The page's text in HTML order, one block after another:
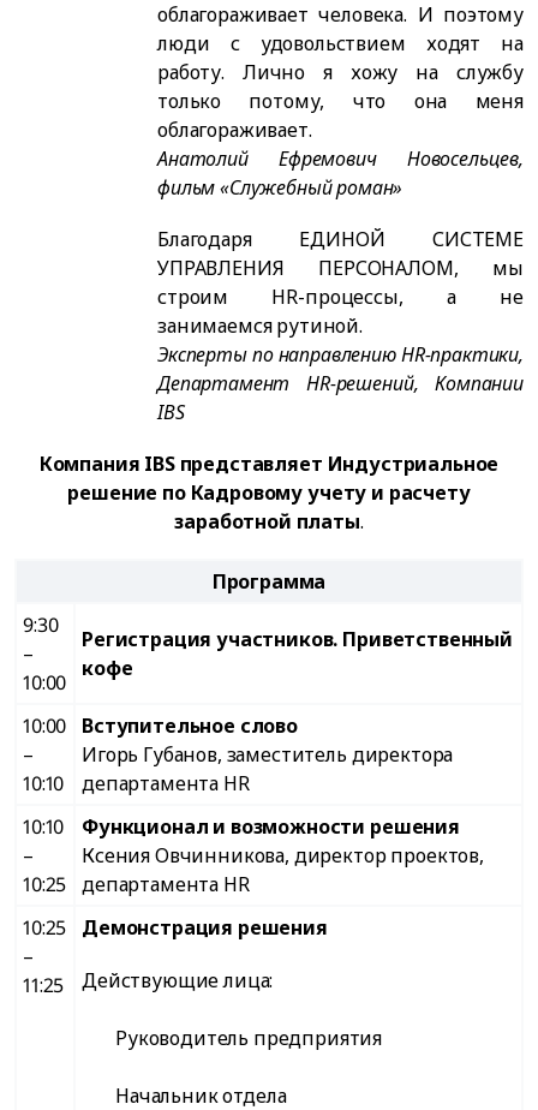
облагораживает человека. И поэтому
люди с удовольствием ходят на
работу. Лично я хожу на службу
только потому, что она меня
облагораживает.
Анатолий Ефремович Новосельцев,
фильм «Служебный роман»
Благодаря ЕДИНОЙ СИСТЕМЕ
УПРАВЛЕНИЯ ПЕРСОНАЛОМ, мы
строим HR-процессы, а не
занимаемся рутиной.
Эксперты по направлению HR-практики,
Департамент HR-решений, Компании
IBS
Компания IBS представляет Индустриальное
решение по Кадровому учету и расчету
заработной платы.
Программа
9:30
–
10:00
Регистрация участников. Приветственный
кофе
10:00
–
10:10
Вступительное слово
Игорь Губанов, заместитель директора
департамента HR
10:10
–
10:25
Функционал и возможности решения
Ксения Овчинникова, директор проектов,
департамента HR
10:25
–
11:25
Демонстрация решения
Действующие лица:
Руководитель предприятия
Начальник отдела